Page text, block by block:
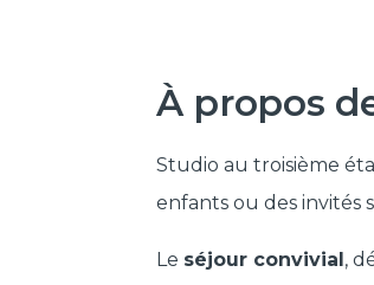
À propos
Studio au troisième
enfants ou des invités
Le séjour convivial,